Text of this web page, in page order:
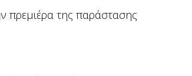
πρεμιέρα της παράστασης